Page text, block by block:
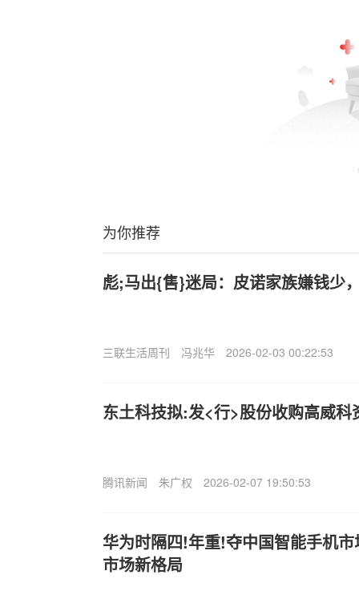
为你推荐
彪;马出{售}迷局：皮诺家族嫌钱少
三联生活周刊 冯兆华 2026-02-03 00:22:53
东土科技拟:发<行>股份收购高威科
腾讯新闻 朱广权 2026-02-07 19:50:53
华为时隔四!年重!夺中国智能手机
市场新格局